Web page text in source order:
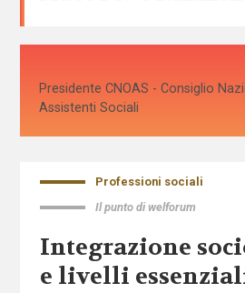
Presidente CNOAS - Consiglio
Assistenti Sociali
Professioni sociali
Il punto di welforum
Integrazione
e livelli